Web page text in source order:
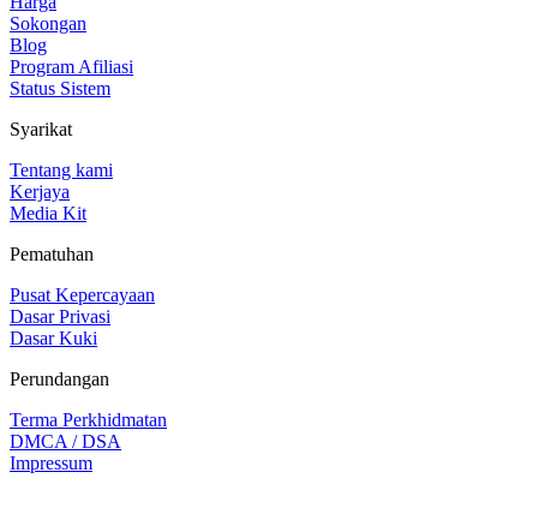
Sokongan
Blog
Program Afiliasi
Status Sistem
Syarikat
Tentang kami
Kerjaya
Media Kit
Pematuhan
Pusat Kepercayaan
Dasar Privasi
Dasar Kuki
Perundangan
Terma Perkhidmatan
DMCA / DSA
Impressum